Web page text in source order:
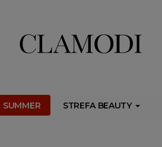
SUMMER STREFA BEAUTY